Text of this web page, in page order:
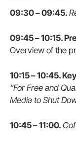
09:30 – 09:45.
09:45 – 10:15.
Overview of the
10:15 – 10:45.
“For Free and
Media to Shut
10:45 – 11:00.